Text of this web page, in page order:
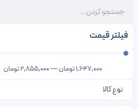
فیلتر قیمت
1,647,000تومان—
2,855,000تومان